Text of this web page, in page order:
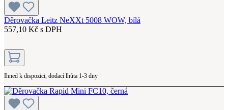
Děrovačka Leitz NeXXt 5008 WOW, bílá
557,10 Kč s DPH
Ihned k dispozici, dodací lhůta 1-3 dny